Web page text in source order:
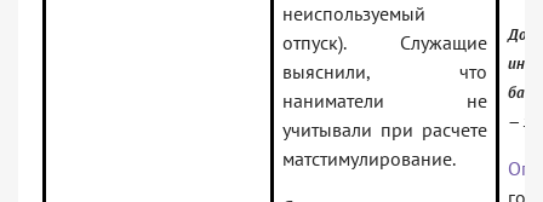
неиспользуемый
отпуск). Служащие
выяснили, что
наниматели не
учитывали при расчете
матстимулирование.
— 1